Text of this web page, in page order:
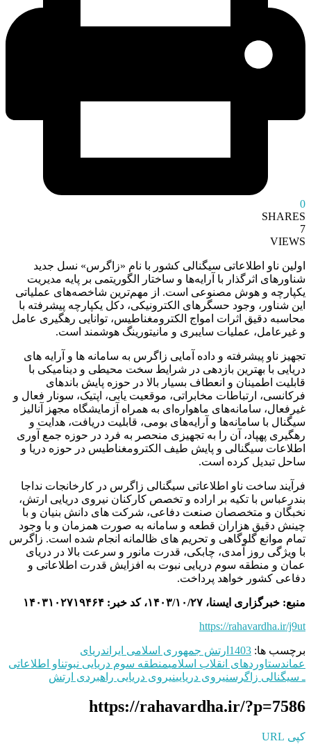
0
SHARES
7
VIEWS
اولین ناو اطلاعاتی سیگنالی کشور با نام «زاگرس» نسل جدید
شناورهای اثرگذار با آرایه‌ها و ساختار الگوریتمی بر پایه مدیریت
یکپارچه و هوش مصنوعی است. از مهم‌ترین شاخصه‌های عملیاتی
این شناور، وجود حسگر‌های الکترونیکی، دکل یکپارچه پیشرفته با
محاسبه دقیق اثرات امواج الکترومغناطیس، توانایی رهگیری عامل
و غیرعامل، عملیات سایبری و مانیتورینگ هوشمند است.
تجهیز ناو پیشرفته و داده آمایی زاگرس به سامانه ها و آرایه های
دریایی با بهترین بازدهی در شرایط سخت محیطی و دینامیکی با
قابلیت اطمینان و انعطاف بسیار بالا در حوزه پایش باندهای
فرکانسی، ارتباطات مخابراتی، موقعیت یابی، اپتیک، سونار فعال و
غیرفعال، سامانه‌های ماهواره‌ای به همراه آزمایشگاه مجهز آنالیز
سیگنال با سامانه‌ها و آرایه‌های بومی، قابلیت دریافت، هدایت و
رهگیری پهپاد، آن را به تجهیزی منحصر به فرد در حوزه جمع آوری
اطلاعات سیگنالی و پایش طیف الکترومغناطیس در حوزه دریا و
ساحل تبدیل کرده است.
فرآیند ساخت ناو اطلاعاتی سیگنالی زاگرس در کارخانجات نداجا
بندرعباس با تکیه بر اراده و تخصص کارکنان نیروی دریایی ارتش،
نخبگان و متخصصان صنعت دفاعی، شرکت های دانش بنیان و با
چینش دقیق هزاران قطعه و سامانه به صورت همزمان و با وجود
تمام موانع گلوگاهی و تحریم های ظالمانه انجام شده است. زاگرس
با ویژگی روز آمدی، چابکی، قدرت مانور و سرعت بالا در دریای
عمان و منطقه سوم دریایی نبوت به افزایش قدرت اطلاعاتی و
دفاعی کشور خواهد پرداخت.
منبع: خبرگزاری ایسنا، ۱۴۰۳/۱۰/۲۷، کد خبر: ۱۴۰۳۱۰۲۷۱۹۴۶۴
https://rahavardha.ir/j9ut
برچسب ها: 1403 ارتش جمهوری اسلامی ایراندریای
عماندستاوردهای انقلاب اسلامیمنطقه سوم دریایی نبوتناو اطلاعاتی
ـ سیگنالی زاگرسنیروی دریایینیروی دریایی راهبردی ارتش
https://rahavardha.ir/?p=7586
کپی URL